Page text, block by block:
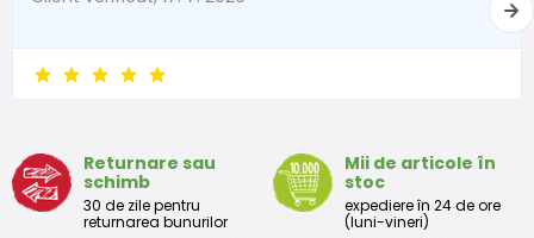
Returnare sau
schimb
30 de zile pentru
returnarea bunurilor
Mii de articole în
stoc
expediere în 24 de ore
(luni-vineri)